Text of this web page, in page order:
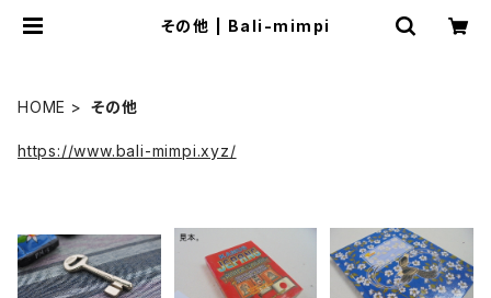
その他 | Bali-mimpi
HOME その他
https://www.bali-mimpi.xyz/